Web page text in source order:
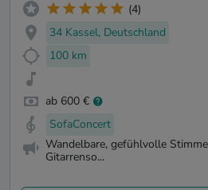
(4)
34 Kassel, Deutschland
100 km
ab 600 €
SofaConcert
Wandelbare, gefühlvolle
Gitarrenso...